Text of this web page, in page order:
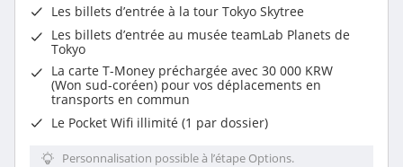
Les billets d’entrée à la tour Tokyo Skytree
Les billets d’entrée au musée teamLab Planets de
Tokyo
La carte T-Money préchargée avec 30 000 KRW
(Won sud-coréen) pour vos déplacements en
transports en commun
Le Pocket Wifi illimité (1 par dossier)
Personnalisation possible à l’étape Options.